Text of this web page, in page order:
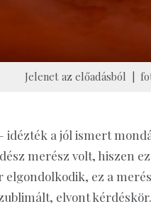
Jelenet az előadásból |
a jól ismert
merész volt, hiszen
elgondolkodik, ez a
elvont